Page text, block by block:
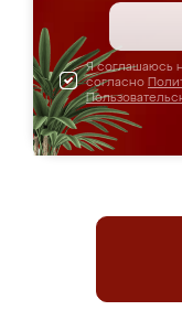
Я соглашаюсь
согласно